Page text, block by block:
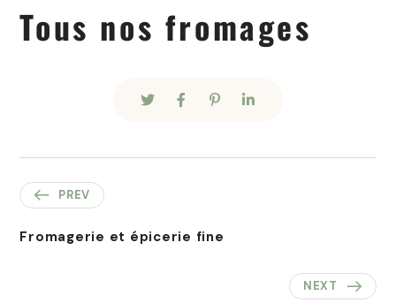
Tous nos fromages
PREV
Fromagerie et épicerie fine
NEXT